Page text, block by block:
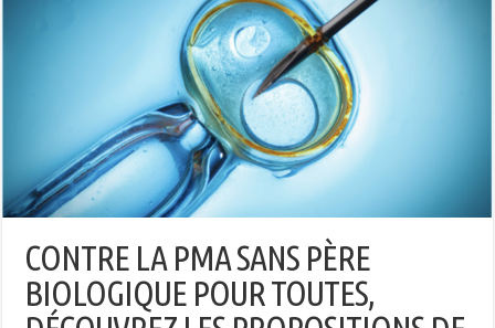
CONTRE LA PMA SANS PÈRE
BIOLOGIQUE POUR TOUTES,